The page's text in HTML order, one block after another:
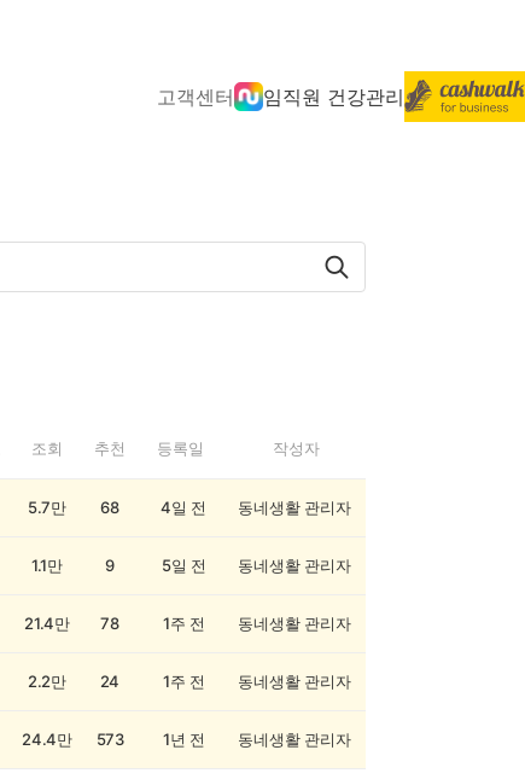
고객센터 임직원 건강관리
조회 추천 등록일 작성자
5.7만 68 4일 전 동네생활 관리자
1.1만 9 5일 전 동네생활 관리자
21.4만 78 1주 전 동네생활 관리자
2.2만 24 1주 전 동네생활 관리자
24.4만 573 1년 전 동네생활 관리자